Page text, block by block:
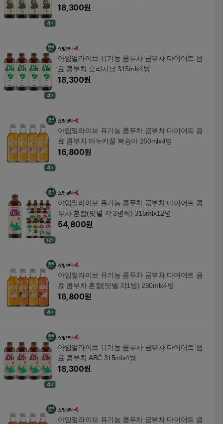
18,300원
아임얼라이브 유기농 콤푸차 곰부차 다이어트 음
료 콤부차 오리지날 315mlx4병
18,300원
아임얼라이브 유기농 콤푸차 곰부차 다이어트 음
료 콤부차 마누카꿀 복숭아 250mlx4병
16,800원
아임얼라이브 유기농 콤푸차 곰부차 다이어트 콤
부차 혼합(맛별 각 3병씩) 315mlx12병
54,800원
아임얼라이브 유기농 콤푸차 곰부차 다이어트 음
료 콤부차 혼합(맛별 각1병) 250mlx4병
16,800원
아임얼라이브 유기농 콤푸차 곰부차 다이어트 음
료 콤부차 ABC 315mlx4병
18,300원
아임얼라이브 유기농 콤푸차 곰부차 다이어트 음